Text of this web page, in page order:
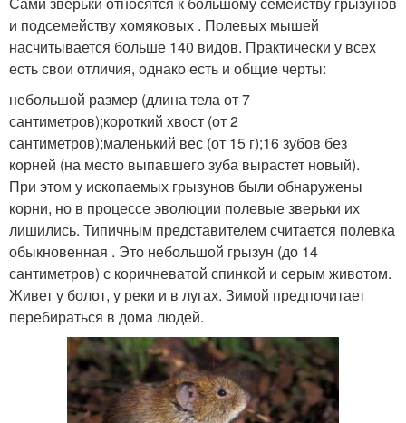
и подсемейству хомяковых . Полевых мышей
насчитывается больше 140 видов. Практически у всех
есть свои отличия, однако есть и общие черты:
небольшой размер (длина тела от 7
сантиметров);короткий хвост (от 2
сантиметров);маленький вес (от 15 г);16 зубов без
корней (на место выпавшего зуба вырастет новый).
При этом у ископаемых грызунов были обнаружены
корни, но в процессе эволюции полевые зверьки их
лишились. Типичным представителем считается полевка
обыкновенная . Это небольшой грызун (до 14
сантиметров) с коричневатой спинкой и серым животом.
Живет у болот, у реки и в лугах. Зимой предпочитает
перебираться в дома людей.